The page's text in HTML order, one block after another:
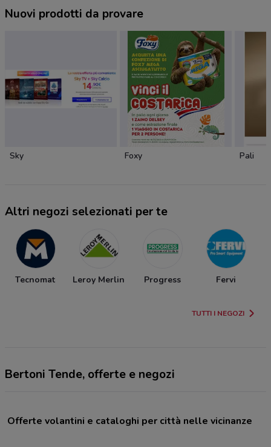
Nuovi prodotti da provare
Sky Foxy Pali
Altri negozi selezionati per te
Tecnomat Leroy Merlin Progress Fervi
TUTTI I NEGOZI
Bertoni Tende, offerte e negozi
Offerte volantini e cataloghi per città nelle vicinanze